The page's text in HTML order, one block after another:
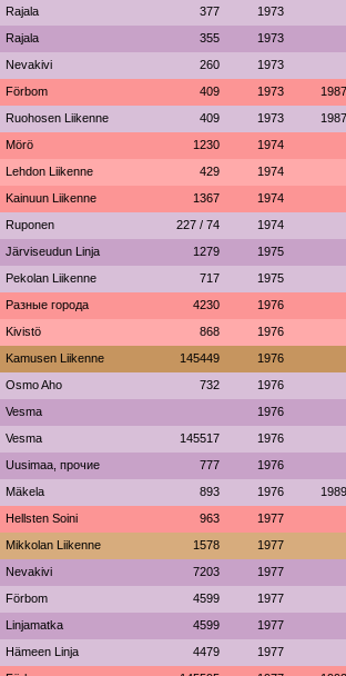
Rajala 377 1973
Rajala 355 1973
Nevakivi 260 1973
Förbom 409 1973 1987
Ruohosen Liikenne 409 1973 1987
Mörö 1230 1974
Lehdon Liikenne 429 1974
Kainuun Liikenne 1367 1974
Ruponen 227 / 74 1974
Järviseudun Linja 1279 1975
Pekolan Liikenne 717 1975
Разные города 4230 1976
Kivistö 868 1976
Kamusen Liikenne 145449 1976
Osmo Aho 732 1976
Vesma 1976
Vesma 145517 1976
Uusimaa, прочие 777 1976
Mäkela 893 1976 1989
Hellsten Soini 963 1977
Mikkolan Liikenne 1578 1977
Nevakivi 7203 1977
Förbom 4599 1977
Linjamatka 4599 1977
Hämeen Linja 4479 1977